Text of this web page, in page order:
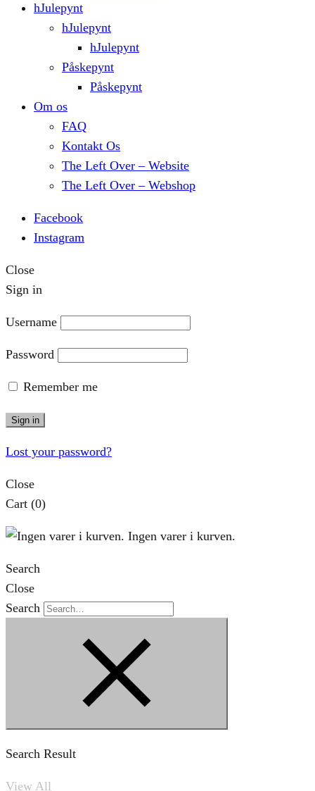
hJulepynt
hJulepynt
hJulepynt
Påskepynt
Påskepynt
Om os
FAQ
Kontakt Os
The Left Over – Website
The Left Over – Webshop
Facebook
Instagram
Close
Sign in
Username
Password
Remember me
Sign in
Lost your password?
Close
Cart (0)
Ingen varer i kurven.
Search
Close
Search
Search Result
View All